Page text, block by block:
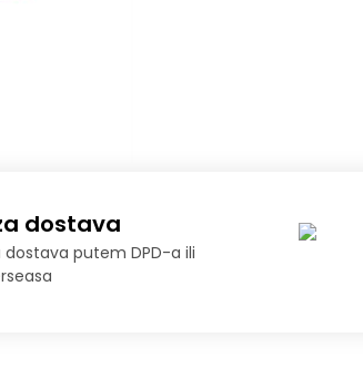
dostava
dostava putem DPD-a ili